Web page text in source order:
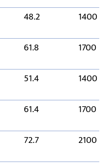
48.2 1400
61.8 1700
51.4 1400
61.4 1700
72.7 2100